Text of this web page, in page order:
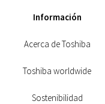
Información
Acerca de Toshiba
Toshiba worldwide
Sostenibilidad